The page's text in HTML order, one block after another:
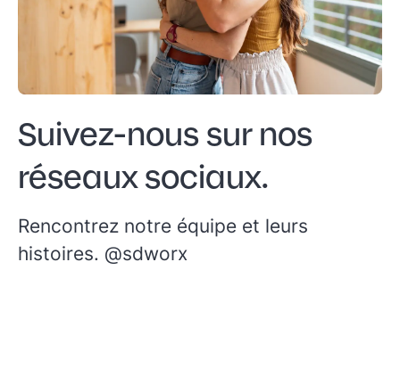
Suivez-nous sur nos
réseaux sociaux.
Rencontrez notre équipe et leurs
histoires. @sdworx